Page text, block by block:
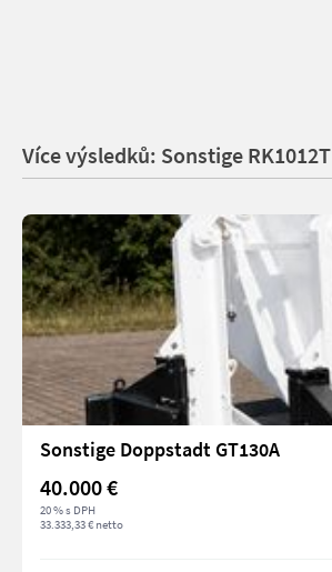
Více výsledků: Sonstige RK1012T
Sonstige Doppstadt GT130A
40.000 €
20 % s DPH
33.333,33 € netto